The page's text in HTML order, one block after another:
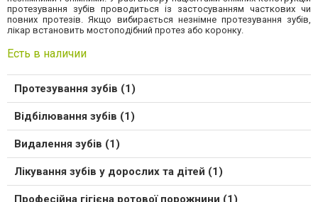
протезування зубів проводиться із застосуванням часткових чи
повних протезів. Якщо вибирається незнімне протезування зубів,
лікар встановить мостоподібний протез або коронку.
Есть в наличии
Протезування зубів (1)
Відбілювання зубів (1)
Видалення зубів (1)
Лікування зубів у дорослих та дітей (1)